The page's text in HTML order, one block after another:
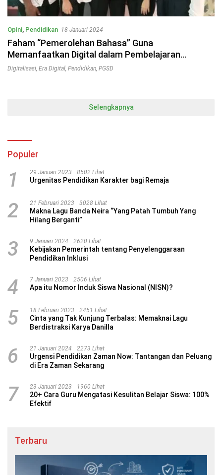
Opini, Pendidikan 18 Januari 2024
Faham “Pemerolehan Bahasa” Guna
Memanfaatkan Digital dalam Pembelajaran
Mahasiswa di Universitas Quality
Digitalisasi, Era Digital, Pendidikan, PGSD
Selengkapnya
Populer
1 29 Januari 2023 8502 Lihat
Urgenitas Pendidikan Karakter bagi Remaja
2 21 Februari 2023 3028 Lihat
Makna Lagu Banda Neira “Yang Patah Tumbuh Yang
Hilang Berganti”
3 9 Januari 2024 2620 Lihat
Kebijakan Pemerintah tentang Penyelenggaraan
Pendidikan Inklusi
4 7 Januari 2023 2506 Lihat
Apa itu Nomor Induk Siswa Nasional (NISN)?
5 18 Februari 2023 2451 Lihat
Cinta yang Tak Kunjung Terbalas: Memaknai Lagu
Berdistraksi Karya Danilla
6 21 Januari 2024 2273 Lihat
Urgensi Pendidikan Zaman Now: Tantangan dan Peluang
di Era Zaman Sekarang
7 23 Januari 2023 1960 Lihat
20+ Cara Guru Mengatasi Kesulitan Belajar Siswa: 100%
Efektif
Terbaru